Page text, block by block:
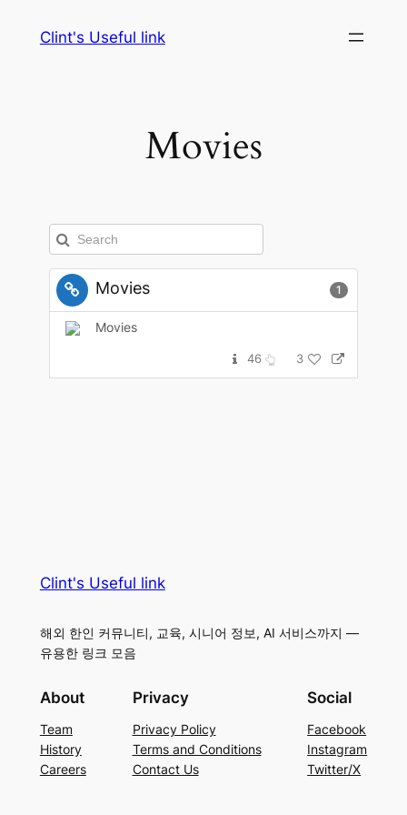
Clint's Useful link
Movies
Movies 1
Movies
46 3
Clint's Useful link
해외 한인 커뮤니티, 교육, 시니어 정보, AI 서비스까지 —
유용한 링크 모음
About
Team
History
Careers
Privacy
Privacy Policy
Terms and Conditions
Contact Us
Social
Facebook
Instagram
Twitter/X